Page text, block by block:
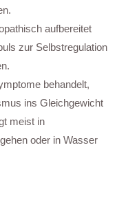
aufbereitet
zur Selbstregulation
behandelt,
ins Gleichgewicht
meist in
oder in Wasser